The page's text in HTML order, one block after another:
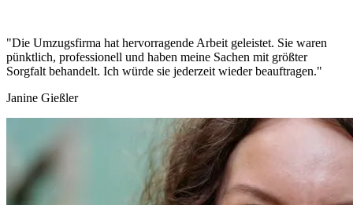
"Die Umzugsfirma hat hervorragende Arbeit geleistet. Sie waren
pünktlich, professionell und haben meine Sachen mit größter
Sorgfalt behandelt. Ich würde sie jederzeit wieder beauftragen."
Janine Gießler